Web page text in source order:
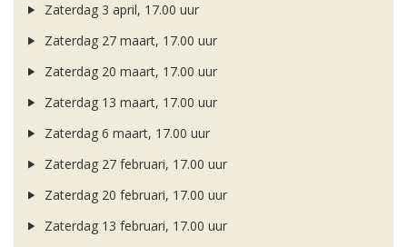
Zaterdag 3 april, 17.00 uur
Zaterdag 27 maart, 17.00 uur
Zaterdag 20 maart, 17.00 uur
Zaterdag 13 maart, 17.00 uur
Zaterdag 6 maart, 17.00 uur
Zaterdag 27 februari, 17.00 uur
Zaterdag 20 februari, 17.00 uur
Zaterdag 13 februari, 17.00 uur